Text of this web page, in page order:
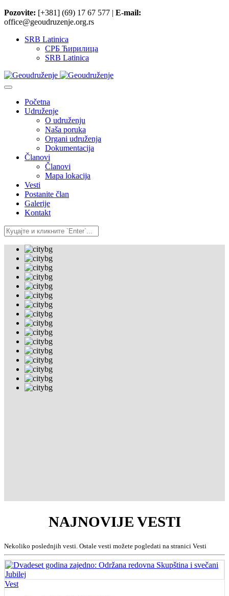
Pozovite: [+381] (69) 17 67 577 | E-mail:
office@geoudruzenje.org.rs
SRB Latinica
СРБ Ћирилица
SRB Latinica
Početna
Udruženje
O udruženju
Naša poruka
Organi udruženja
Dokumentacija
Članovi
Članovi
Mapa lokacija
Vesti
Postanite član
Galerije
Kontakt
NAJNOVIJE VESTI
Nekoliko poslednjih vesti. Ostale vesti možete pogledati na stranici Vesti
Vest